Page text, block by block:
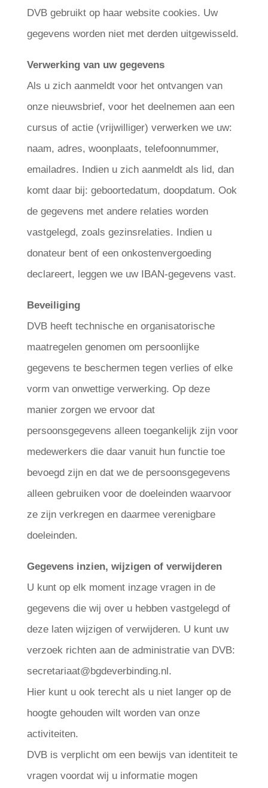
DVB gebruikt op haar website cookies. Uw
gegevens worden niet met derden uitgewisseld.
Verwerking van uw gegevens
Als u zich aanmeldt voor het ontvangen van
onze nieuwsbrief, voor het deelnemen aan een
cursus of actie (vrijwilliger) verwerken we uw:
naam, adres, woonplaats, telefoonnummer,
emailadres. Indien u zich aanmeldt als lid, dan
komt daar bij: geboortedatum, doopdatum. Ook
de gegevens met andere relaties worden
vastgelegd, zoals gezinsrelaties. Indien u
donateur bent of een onkostenvergoeding
declareert, leggen we uw IBAN-gegevens vast.
Beveiliging
DVB heeft technische en organisatorische
maatregelen genomen om persoonlijke
gegevens te beschermen tegen verlies of elke
vorm van onwettige verwerking. Op deze
manier zorgen we ervoor dat
persoonsgegevens alleen toegankelijk zijn voor
medewerkers die daar vanuit hun functie toe
bevoegd zijn en dat we de persoonsgegevens
alleen gebruiken voor de doeleinden waarvoor
ze zijn verkregen en daarmee verenigbare
doeleinden.
Gegevens inzien, wijzigen of verwijderen
U kunt op elk moment inzage vragen in de
gegevens die wij over u hebben vastgelegd of
deze laten wijzigen of verwijderen. U kunt uw
verzoek richten aan de administratie van DVB:
secretariaat@bgdeverbinding.nl.
Hier kunt u ook terecht als u niet langer op de
hoogte gehouden wilt worden van onze
activiteiten.
DVB is verplicht om een bewijs van identiteit te
vragen voordat wij u informatie mogen